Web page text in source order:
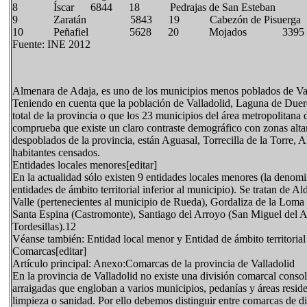
8 Íscar 6844 18 Pedrajas de San Esteban
9 Zaratán 5843 19 Cabezón de Pisuerga
10 Peñafiel 5628 20 Mojados 3395
Fuente: INE 2012
Almenara de Adaja, es uno de los municipios menos poblados de
Teniendo en cuenta que la población de Valladolid, Laguna de
total de la provincia o que los 23 municipios del área
comprueba que existe un claro contraste demográfico con zonas
despoblados de la provincia, están Aguasal, Torrecilla de la Torre,
habitantes censados.
Entidades locales menores[editar]
En la actualidad sólo existen 9 entidades locales menores (la
entidades de ámbito territorial inferior al municipio). Se tratan de
Valle (pertenecientes al municipio de Rueda), Gordaliza de la
Santa Espina (Castromonte), Santiago del Arroyo (San Miguel
Tordesillas).12
Véanse también: Entidad local menor y Entidad de ámbito
Comarcas[editar]
Artículo principal: Anexo:Comarcas de la provincia de Valladolid
En la provincia de Valladolid no existe una división comarcal
arraigadas que engloban a varios municipios, pedanías y áreas
limpieza o sanidad. Por ello debemos distinguir entre comarcas